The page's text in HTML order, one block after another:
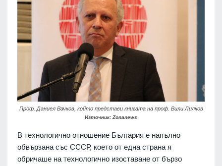
Проф. Даниел Вачков, който представи книгата на проф. Вили Лилков
Източник: Zonanews
В технологично отношение България е напълно
обвързана със СССР, което от една страна я
обричаше на технологично изоставане от бързо